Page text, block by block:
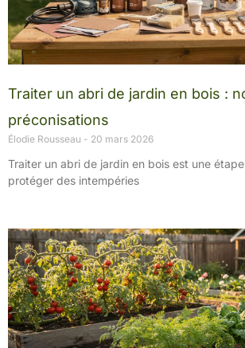
Traiter un abri de jardin en bois :
préconisations
Élodie Rousseau 20 mars 2026
Traiter un abri de jardin en bois est une
protéger des intempéries